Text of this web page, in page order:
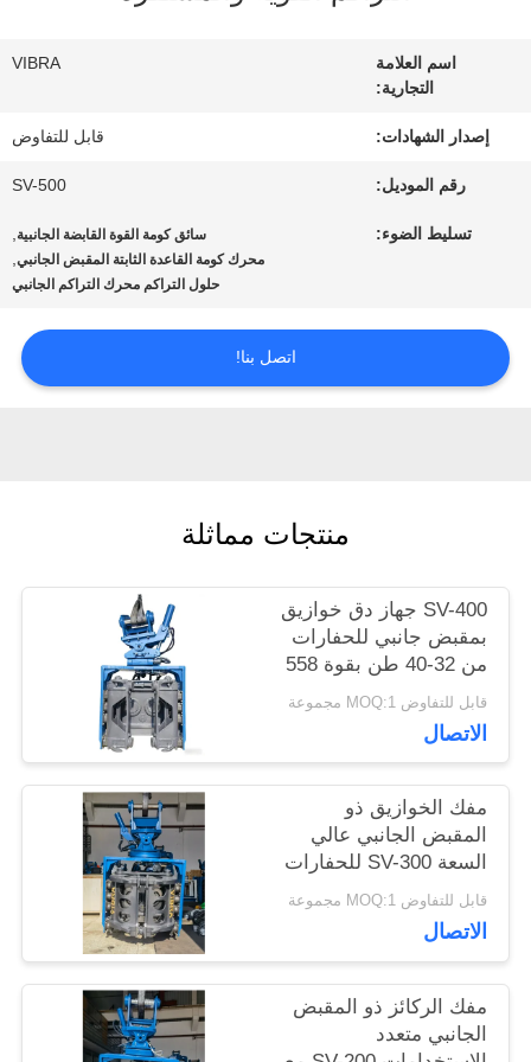
في
المعمل
الجودة
حالات
اطلب
اقتباس
خريطة
الموقع
PRIVACY
اسم العلامة
التجارية:
VIBRA
إصدار الشهادات: قابل للتفاوض
رقم الموديل: SV-500
تسليط الضوء: سائق كومة القوة القابضة الجانبية,
محرك كومة القاعدة الثابتة المقبض الجانبي,
حلول التراكم محرك التراكم الجانبي
اتصل بنا!
منتجات مماثلة
SV-400 جهاز دق خوازيق
بمقبض جانبي للحفارات
من 32-40 طن بقوة 558
كيلونيوتن ونطاق تردد
واسع
قابل للتفاوض MOQ:1 مجموعة
الاتصال
مفك الخوازيق ذو
المقبض الجانبي عالي
السعة SV-300 للحفارات
- مُصمم لأنواع الخوازيق
المتنوعة والتضاريس
قابل للتفاوض MOQ:1 مجموعة
الاتصال
مفك الركائز ذو المقبض
الجانبي متعدد